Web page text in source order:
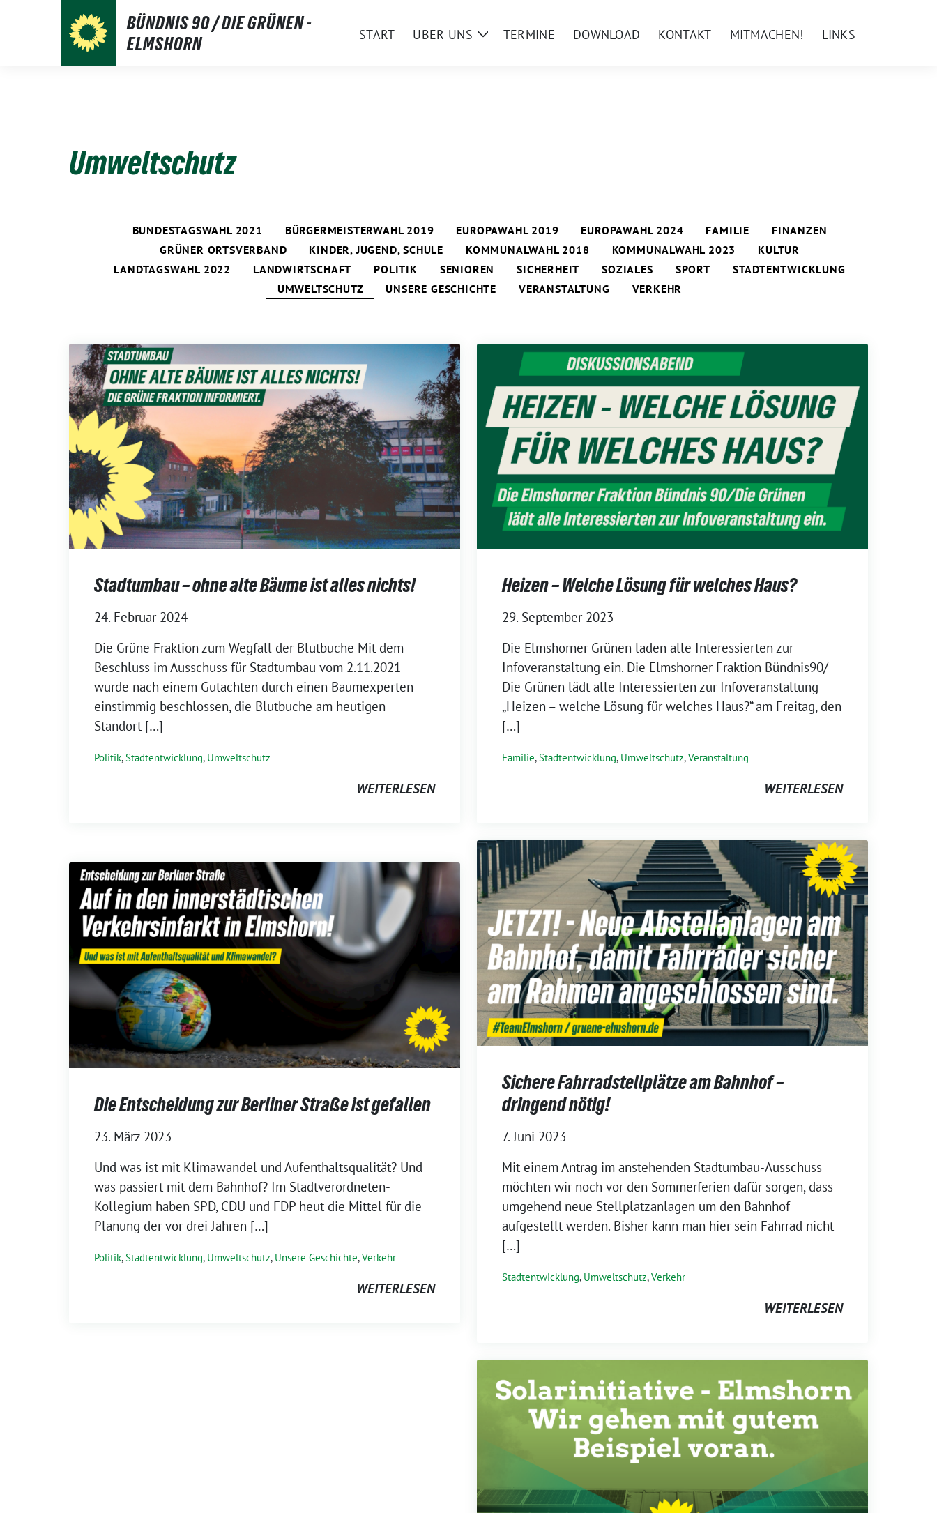
BÜNDNIS 90 / DIE GRÜNEN -
ELMSHORN
START ÜBER UNS
ZeigeTERMINE DOWNLOAD KONTAKT MITMACHEN! LINKS
Umweltschutz
BUNDESTAGSWAHL 2021 BÜRGERMEISTERWAHL 2019 EUROPAWAHL 2019 EUROPAWAHL 2024 FAMILIE
FINANZEN
GRÜNER ORTSVERBAND
KINDER, JUGEND, SCHULE KOMMUNALWAHL 2018 KOMMUNALWAHL 2023
KULTUR
LANDTAGSWAHL 2022
LANDWIRTSCHAFT POLITIK SENIOREN SICHERHEIT SOZIALES SPORT
STADTENTWICKLUNG
UMWELTSCHUTZ
UNSERE GESCHICHTE VERANSTALTUNG VERKEHR
Stadtumbau – ohne alte Bäume ist alles nichts!
24. Februar 2024
Die Grüne Fraktion zum Wegfall der Blutbuche Mit dem
Beschluss im Ausschuss für Stadtumbau vom 2.11.2021
wurde nach einem Gutachten durch einen Baumexperten
einstimmig beschlossen, die Blutbuche am heutigen
Standort […]
Politik,Stadtentwicklung, Umweltschutz
WEITERLESEN
Heizen – Welche Lösung für welches Haus?
29. September 2023
Die Elmshorner Grünen laden alle Interessierten zur
Infoveranstaltung ein. Die Elmshorner Fraktion Bündnis90/
Die Grünen lädt alle Interessierten zur Infoveranstaltung
„Heizen – welche Lösung für welches Haus?“ am Freitag, den
[…]
Familie,Stadtentwicklung, Umweltschutz,Veranstaltung
WEITERLESEN
Sichere Fahrradstellplätze am Bahnhof –
dringend nötig!
7. Juni 2023
Mit einem Antrag im anstehenden Stadtumbau-Ausschuss
möchten wir noch vor den Sommerferien dafür sorgen, dass
umgehend neue Stellplatzanlagen um den Bahnhof
aufgestellt werden. Bisher kann man hier sein Fahrrad nicht
[…]
Stadtentwicklung, Umweltschutz,Verkehr
WEITERLESEN
Die Entscheidung zur Berliner Straße ist gefallen
23. März 2023
Und was ist mit Klimawandel und Aufenthaltsqualität? Und
was passiert mit dem Bahnhof? Im Stadtverordneten-
Kollegium haben SPD, CDU und FDP heut die Mittel für die
Planung der vor drei Jahren […]
Politik,Stadtentwicklung, Umweltschutz, Unsere Geschichte,Verkehr
WEITERLESEN